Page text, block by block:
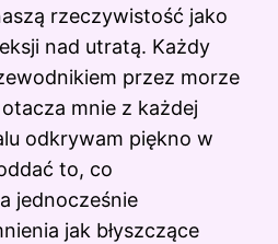
rzeczywistość jako
nad utratą. Każdy
przez morze
mnie z każdej
odkrywam piękno w
to, co
jednocześnie
jak błyszczące